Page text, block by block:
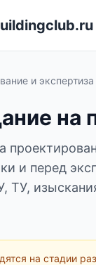
и экспертиза
на
и перед
ТУ,
на стадии